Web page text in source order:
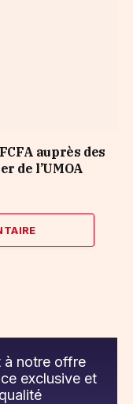
auprès des
de l’UMOA
à notre offre
exclusive et